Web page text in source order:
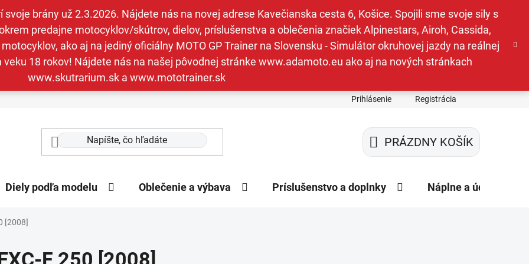
brány už 2.3.2026. Nájdete nás na novej adrese Kavečianska cesta 6, Košice. Spojili sme svoje sily s
predajne motocyklov/skútrov, dielov, príslušenstva a oblečenia značiek Alpinestars, Airoh, Cassida,
ako aj na jediný oficiálny MOTO GP Trainer na Slovensku - Simulátor okruhovej jazdy na reálnej
18 rokov! Nájdete nás na našej pôvodnej stránke www.adamoto.eu ako aj na nových stránkach
www.skutrarium.sk a www.mototrainer.sk
Prihlásenie Registrácia
NÁKUPNÝ
KOŠÍK
PRÁZDNY KOŠÍK
Diely podľa modelu Oblečenie a výbava Príslušenstvo a doplnky Náplne a údržba
[2008]
F 250 [2008]